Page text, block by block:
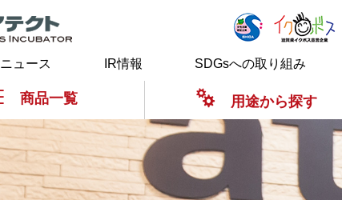
ニュース IR情報 SDGsへの取り組み
商品一覧 用途から探す